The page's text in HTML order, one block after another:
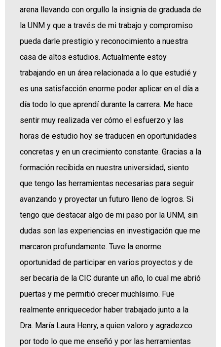
arena llevando con orgullo la insignia de graduada de
la UNM y que a través de mi trabajo y compromiso
pueda darle prestigio y reconocimiento a nuestra
casa de altos estudios. Actualmente estoy
trabajando en un área relacionada a lo que estudié y
es una satisfacción enorme poder aplicar en el día a
día todo lo que aprendí durante la carrera. Me hace
sentir muy realizada ver cómo el esfuerzo y las
horas de estudio hoy se traducen en oportunidades
concretas y en un crecimiento constante. Gracias a la
formación recibida en nuestra universidad, siento
que tengo las herramientas necesarias para seguir
avanzando y proyectar un futuro lleno de logros. Si
tengo que destacar algo de mi paso por la UNM, sin
dudas son las experiencias en investigación que me
marcaron profundamente. Tuve la enorme
oportunidad de participar en varios proyectos y de
ser becaria de la CIC durante un año, lo cual me abrió
puertas y me permitió crecer muchísimo. Fue
realmente enriquecedor haber trabajado junto a la
Dra. María Laura Henry, a quien valoro y agradezco
por todo lo que me enseñó y por las herramientas